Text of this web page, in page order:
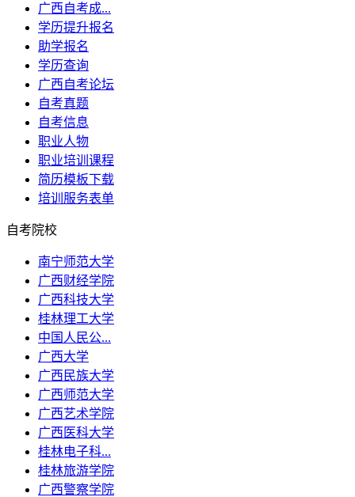
广西自考成...
学历提升报名
助学报名
学历查询
广西自考论坛
自考真题
自考信息
职业人物
职业培训课程
简历模板下载
培训服务表单
自考院校
南宁师范大学
广西财经学院
广西科技大学
桂林理工大学
中国人民公...
广西大学
广西民族大学
广西师范大学
广西艺术学院
广西医科大学
桂林电子科...
桂林旅游学院
广西警察学院